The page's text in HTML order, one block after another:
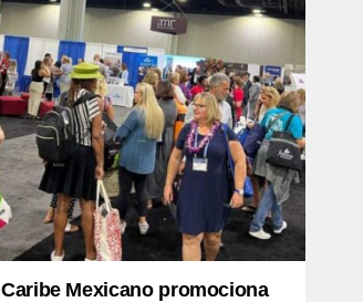
Caribe Mexicano promociona